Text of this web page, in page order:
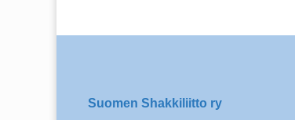
Suomen Shakkiliitto ry